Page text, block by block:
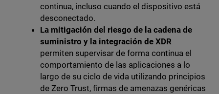
continua, incluso cuando el dispositivo está
desconectado.
La mitigación del riesgo de la cadena de
suministro y la integración de XDR
permiten supervisar de forma continua el
comportamiento de las aplicaciones a lo
largo de su ciclo de vida utilizando principios
de Zero Trust, firmas de amenazas genéricas